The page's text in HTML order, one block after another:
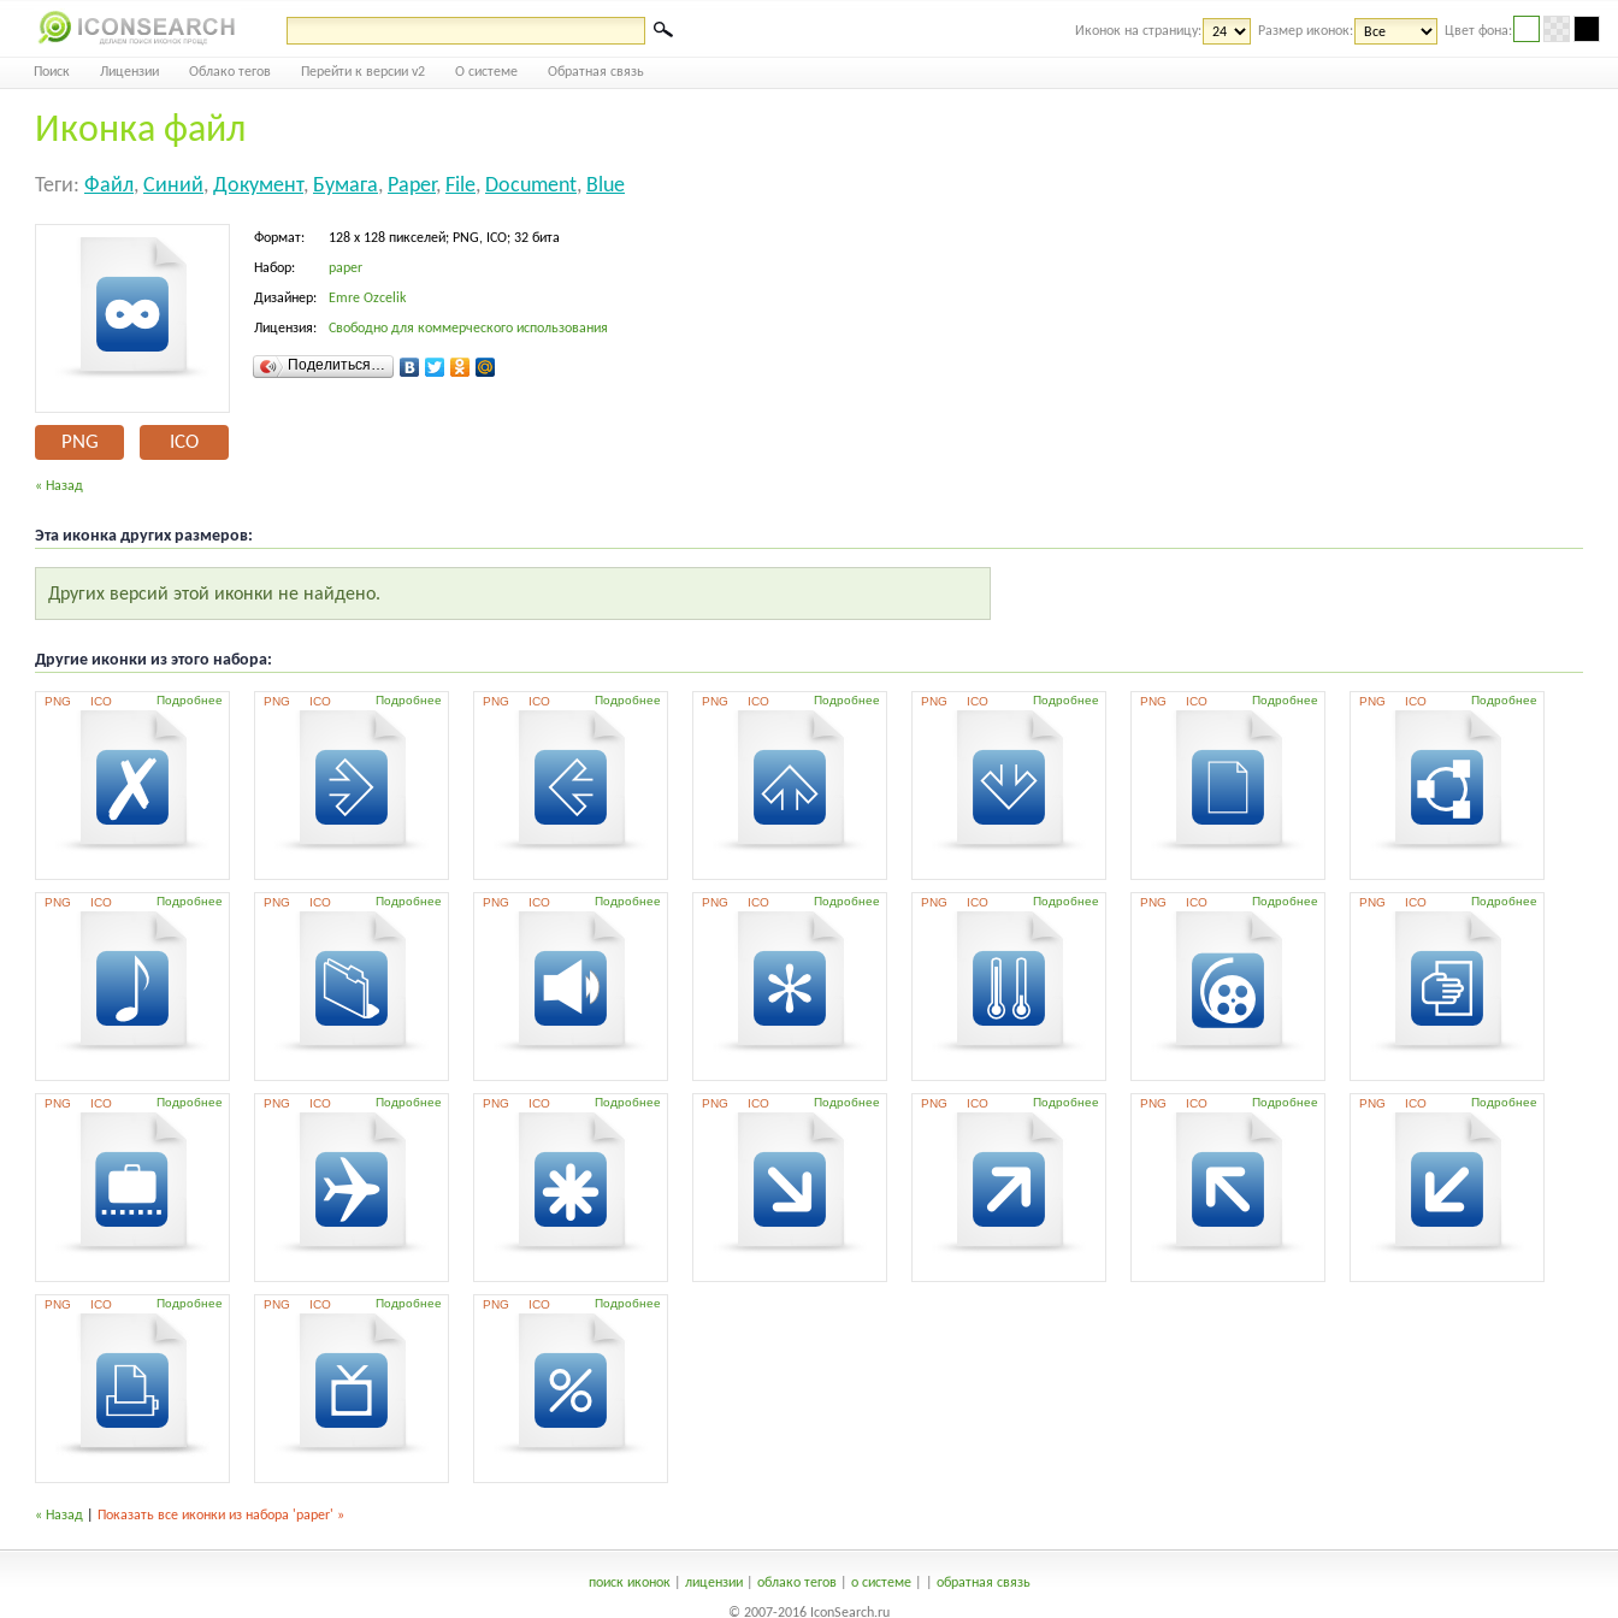
Иконок на страницу: Размер иконок: Цвет фона:
Поиск Лицензии Облако тегов Перейти к версии v2 О системе Обратная связь
Иконка файл
Теги: Файл, Синий, Документ, Бумага, Paper, File, Document, Blue
PNG ICO
Формат: 128 x 128 пикселей; PNG, ICO; 32 бита
Набор: paper
Дизайнер: Emre Ozcelik
Лицензия: Свободно для коммерческого использования
Поделиться…
« Назад
Эта иконка других размеров:
Других версий этой иконки не найдено.
Другие иконки из этого набора:
PNG ICO Подробнее PNG ICO Подробнее PNG ICO Подробнее PNG ICO Подробнее PNG ICO Подробнее PNG ICO Подробнее PNG ICO Подробнее
PNG ICO Подробнее PNG ICO Подробнее PNG ICO Подробнее PNG ICO Подробнее PNG ICO Подробнее PNG ICO Подробнее PNG ICO Подробнее
PNG ICO Подробнее PNG ICO Подробнее PNG ICO Подробнее PNG ICO Подробнее PNG ICO Подробнее PNG ICO Подробнее PNG ICO Подробнее
PNG ICO Подробнее PNG ICO Подробнее PNG ICO Подробнее
« Назад Показать все иконки из набора 'paper' »
поиск иконок| лицензии| облако тегов| о системе| обратная связь
© 2007-2016 IconSearch.ru